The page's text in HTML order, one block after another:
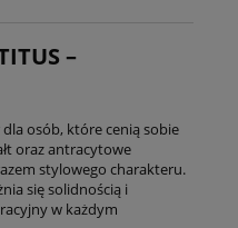
–
osób, które cenią sobie
oraz antracytowe
stylowego charakteru.
się solidnością i
w każdym